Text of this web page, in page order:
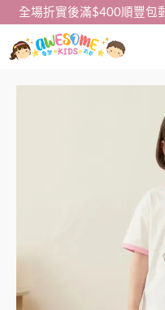
全場折實後滿$400順豐包
味